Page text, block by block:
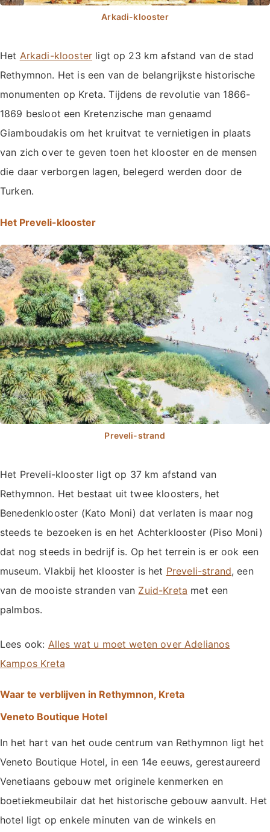
Het Arkadi-klooster ligt op 23 km afstand van de stad
Rethymnon. Het is een van de belangrijkste historische
monumenten op Kreta. Tijdens de revolutie van 1866-
1869 besloot een Kretenzische man genaamd
Giamboudakis om het kruitvat te vernietigen in plaats
van zich over te geven toen het klooster en de mensen
die daar verborgen lagen, belegerd werden door de
Turken.
Het Preveli-klooster
Het Preveli-klooster ligt op 37 km afstand van
Rethymnon. Het bestaat uit twee kloosters, het
Benedenklooster (Kato Moni) dat verlaten is maar nog
steeds te bezoeken is en het Achterklooster (Piso Moni)
dat nog steeds in bedrijf is. Op het terrein is er ook een
museum. Vlakbij het klooster is het Preveli-strand, een
van de mooiste stranden van Zuid-Kreta met een
palmbos.
Lees ook: Alles wat u moet weten over Adelianos
Kampos Kreta
Waar te verblijven in Rethymnon, Kreta
Veneto Boutique Hotel
In het hart van het oude centrum van Rethymnon ligt het
Veneto Boutique Hotel, in een 14e eeuws, gerestaureerd
Venetiaans gebouw met originele kenmerken en
boetiekmeubilair dat het historische gebouw aanvult. Het
hotel ligt op enkele minuten van de winkels en